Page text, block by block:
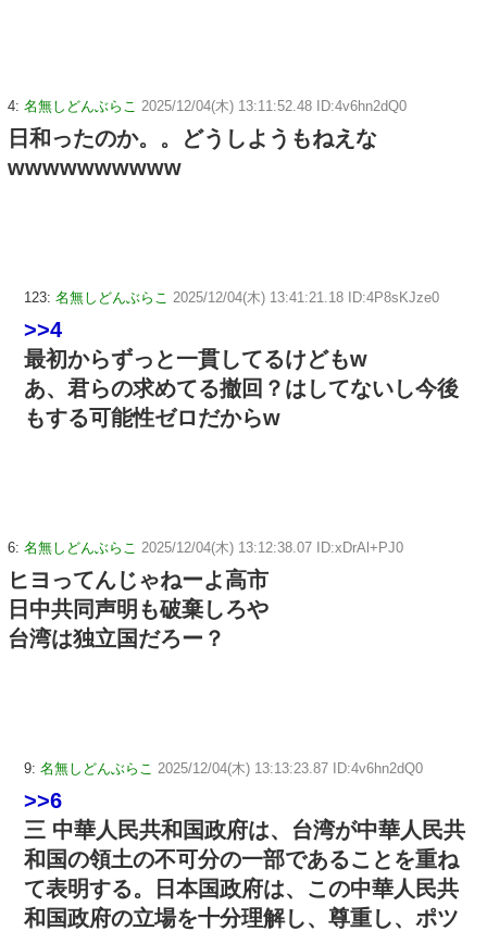
4: 名無しどんぶらこ 2025/12/04(木) 13:11:52.48 ID:4v6hn2dQ0
日和ったのか。。どうしようもねえな
wwwwwwwwww
123: 名無しどんぶらこ 2025/12/04(木) 13:41:21.18 ID:4P8sKJze0
>>4
最初からずっと一貫してるけどもw
あ、君らの求めてる撤回？はしてないし今後
もする可能性ゼロだからw
6: 名無しどんぶらこ 2025/12/04(木) 13:12:38.07 ID:xDrAl+PJ0
ヒヨってんじゃねーよ高市
日中共同声明も破棄しろや
台湾は独立国だろー？
9: 名無しどんぶらこ 2025/12/04(木) 13:13:23.87 ID:4v6hn2dQ0
>>6
三 中華人民共和国政府は、台湾が中華人民共
和国の領土の不可分の一部であることを重ね
て表明する。日本国政府は、この中華人民共
和国政府の立場を十分理解し、尊重し、ポツ